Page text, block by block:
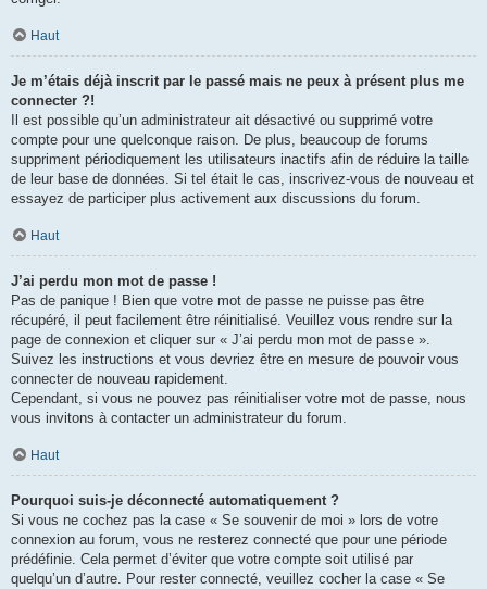
Haut
Je m’étais déjà inscrit par le passé mais ne peux à présent plus me
connecter ?!
Il est possible qu’un administrateur ait désactivé ou supprimé votre
compte pour une quelconque raison. De plus, beaucoup de forums
suppriment périodiquement les utilisateurs inactifs afin de réduire la taille
de leur base de données. Si tel était le cas, inscrivez-vous de nouveau et
essayez de participer plus activement aux discussions du forum.
Haut
J’ai perdu mon mot de passe !
Pas de panique ! Bien que votre mot de passe ne puisse pas être
récupéré, il peut facilement être réinitialisé. Veuillez vous rendre sur la
page de connexion et cliquer sur « J’ai perdu mon mot de passe ».
Suivez les instructions et vous devriez être en mesure de pouvoir vous
connecter de nouveau rapidement.
Cependant, si vous ne pouvez pas réinitialiser votre mot de passe, nous
vous invitons à contacter un administrateur du forum.
Haut
Pourquoi suis-je déconnecté automatiquement ?
Si vous ne cochez pas la case « Se souvenir de moi » lors de votre
connexion au forum, vous ne resterez connecté que pour une période
prédéfinie. Cela permet d’éviter que votre compte soit utilisé par
quelqu’un d’autre. Pour rester connecté, veuillez cocher la case « Se